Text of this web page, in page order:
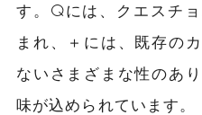
す。Qには、クエスチ
まれ、＋には、既存の
ないさまざまな性のあ
味が込められています。